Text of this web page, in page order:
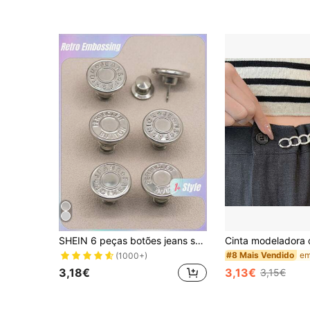
SHEIN 6 peças botões jeans substituição 17 mm sem costura kit de reparo de botões de metal sem pregos botões jeans removíveis substituição combinação dia dos namorados, dia dos namorados casamento, aniversário
(1000+)
3,18€
#8 Mais Vendido
3,13€ 3,15€